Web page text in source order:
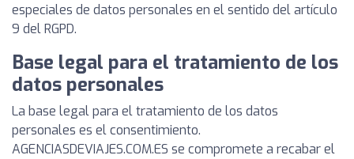
especiales de datos personales en el sentido del artículo
9 del RGPD.
Base legal para el tratamiento de los
datos personales
La base legal para el tratamiento de los datos
personales es el consentimiento.
AGENCIASDEVIAJES.COM.ES se compromete a recabar el